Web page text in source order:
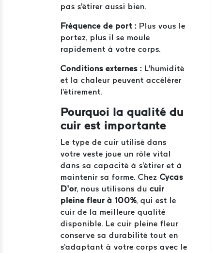
pas s'étirer aussi bien.
Fréquence de port : Plus vous le
portez, plus il se moule
rapidement à votre corps.
Conditions externes : L'humidité
et la chaleur peuvent accélérer
l'étirement.
Pourquoi la qualité du
cuir est importante
Le type de cuir utilisé dans
votre veste joue un rôle vital
dans sa capacité à s'étirer et à
maintenir sa forme. Chez Cycas
D’or, nous utilisons du cuir
pleine fleur à 100%, qui est le
cuir de la meilleure qualité
disponible. Le cuir pleine fleur
conserve sa durabilité tout en
s'adaptant à votre corps avec le